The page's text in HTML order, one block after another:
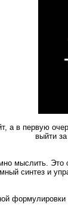
а в первую
выйти
мыслить. Это
синтез и